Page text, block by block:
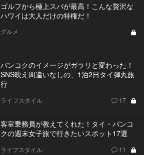
ゴルフから極上スパが最高！こんな贅沢な
ハワイは大人だけの特権だ！
グルメ
バンコクのイメージがガラリと変わった！
SNS映え間違いなしの、1泊2日タイ弾丸旅
行
ライフスタイル 17
客室乗務員が教えてくれた！タイ・バンコ
クの週末女子旅で行きたいスポット17選
ライフスタイル 11